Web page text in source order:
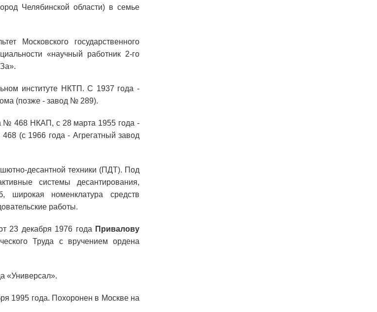
Челябинской области) в семье
Московского государственного
«научный работник 2-го
институте НКТП. С 1937 года -
(позже - завод № 289).
№ 468 НКАП, с 28 марта 1955 года -
(с 1966 года - Агрегатный завод
десантной техники (ПДТ). Под
системы десантирования,
номенклатура средств
работы.
23 декабря 1976 года Привалову
Труда с вручением ордена
«Универсал».
1995 года. Похоронен в Москве на